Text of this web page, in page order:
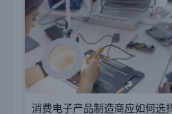
消费电子产品制造商应如何选